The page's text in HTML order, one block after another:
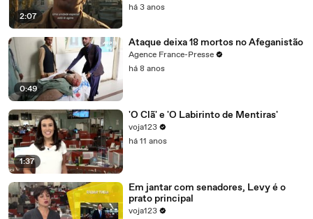
2:07
há 3 anos
0:49
Ataque deixa 18 mortos no Afeganistão
Agence France-Presse
há 8 anos
1:37
'O Clã' e 'O Labirinto de Mentiras'
voja123
há 11 anos
Em jantar com senadores, Levy é o
prato principal
voja123